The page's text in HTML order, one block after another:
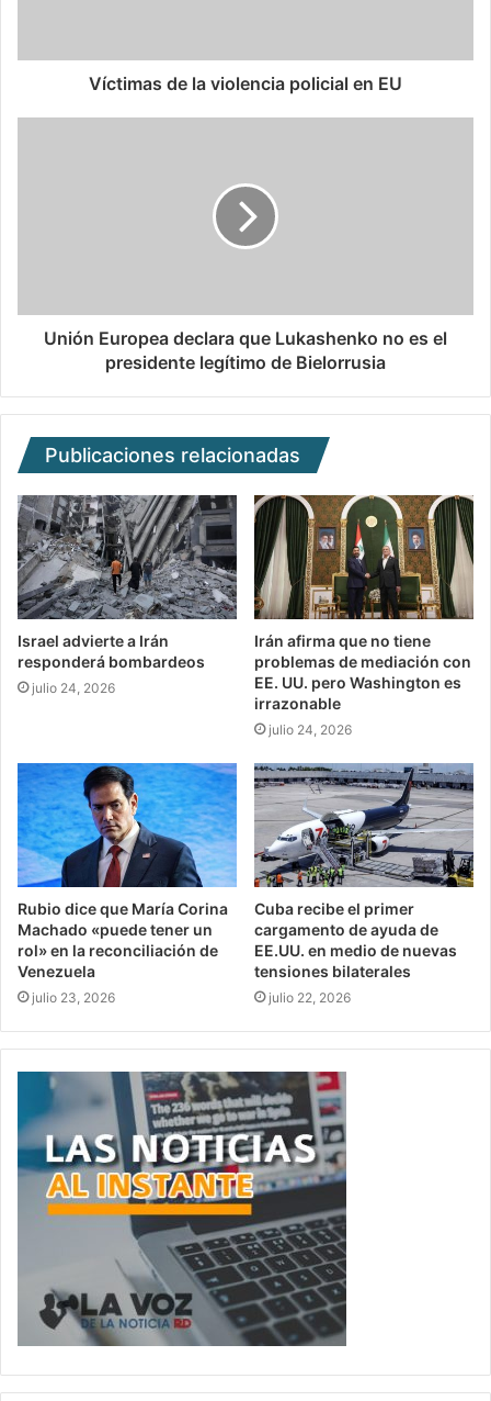
Víctimas de la violencia policial en EU
Unión Europea declara que Lukashenko no es el
presidente legítimo de Bielorrusia
Publicaciones relacionadas
Israel advierte a Irán
responderá bombardeos
julio 24, 2026
Irán afirma que no tiene
problemas de mediación con
EE. UU. pero Washington es
irrazonable
julio 24, 2026
Rubio dice que María Corina
Machado «puede tener un
rol» en la reconciliación de
Venezuela
julio 23, 2026
Cuba recibe el primer
cargamento de ayuda de
EE.UU. en medio de nuevas
tensiones bilaterales
julio 22, 2026